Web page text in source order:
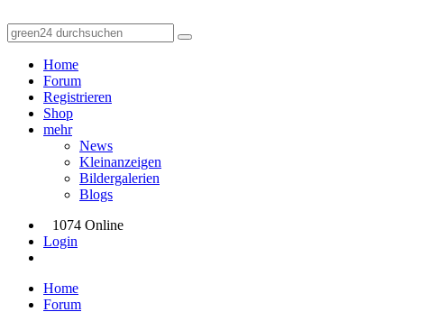
Home
Forum
Registrieren
Shop
mehr
News
Kleinanzeigen
Bildergalerien
Blogs
1074 Online
Login
Home
Forum